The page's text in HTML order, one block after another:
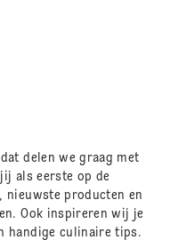
delen we graag met
als eerste op de
nieuwste producten en
Ook inspireren wij je
handige culinaire tips.